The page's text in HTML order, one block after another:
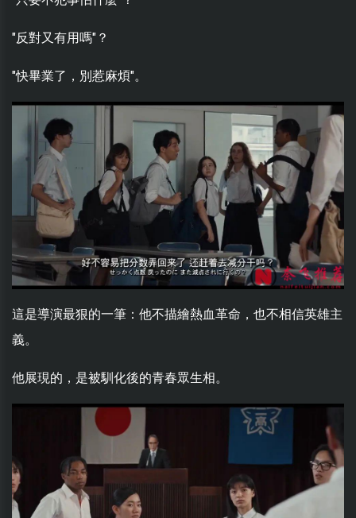
"反對又有用嗎"？
"快畢業了，別惹麻煩"。
這是導演最狠的一筆：他不描繪熱血革命，也不相信英雄主
義。
他展現的，是被馴化後的青春眾生相。